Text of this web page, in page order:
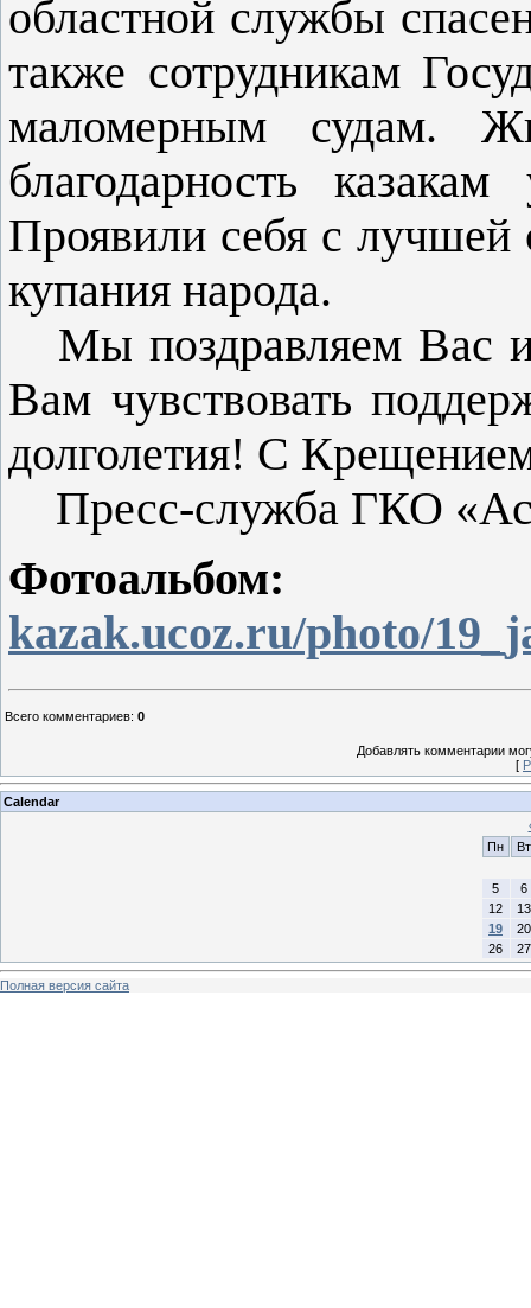
областной службы
также сотрудникам
маломерным судам.
благодарность
Проявили себя с лучшей
купания народа.
Мы поздравляем Вас
Вам чувствовать
долголетия! С
Пресс-служба ГКО
kazak.ucoz.ru/photo/
Всего комментариев: 0
Добавлять комментарии
[
Calendar
Пн
Вт
5
6
12
13
19
20
26
27
Полная версия сайта